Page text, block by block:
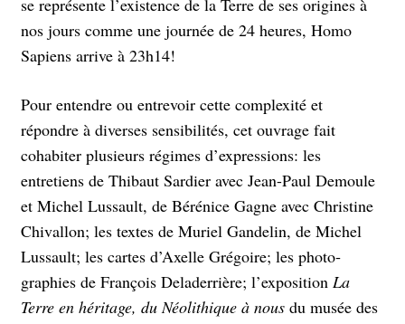
nos jours comme une journée de 24 heures, Homo
Sapiens arrive à 23h14!
Pour entendre ou entrevoir cette complexité et
répondre à diverses sensibilités, cet ouvrage fait
cohabiter plusieurs régimes d’expressions: les
entretiens de Thibaut Sardier avec Jean-Paul Demoule
et Michel Lussault, de Bérénice Gagne avec Christine
Chivallon; les textes de Muriel Gandelin, de Michel
Lussault; les cartes d’Axelle Grégoire; les photo­­­
graphies de François Deladerrière; l’exposition La
Terre en héritage, du Néolithique à nous du musée des